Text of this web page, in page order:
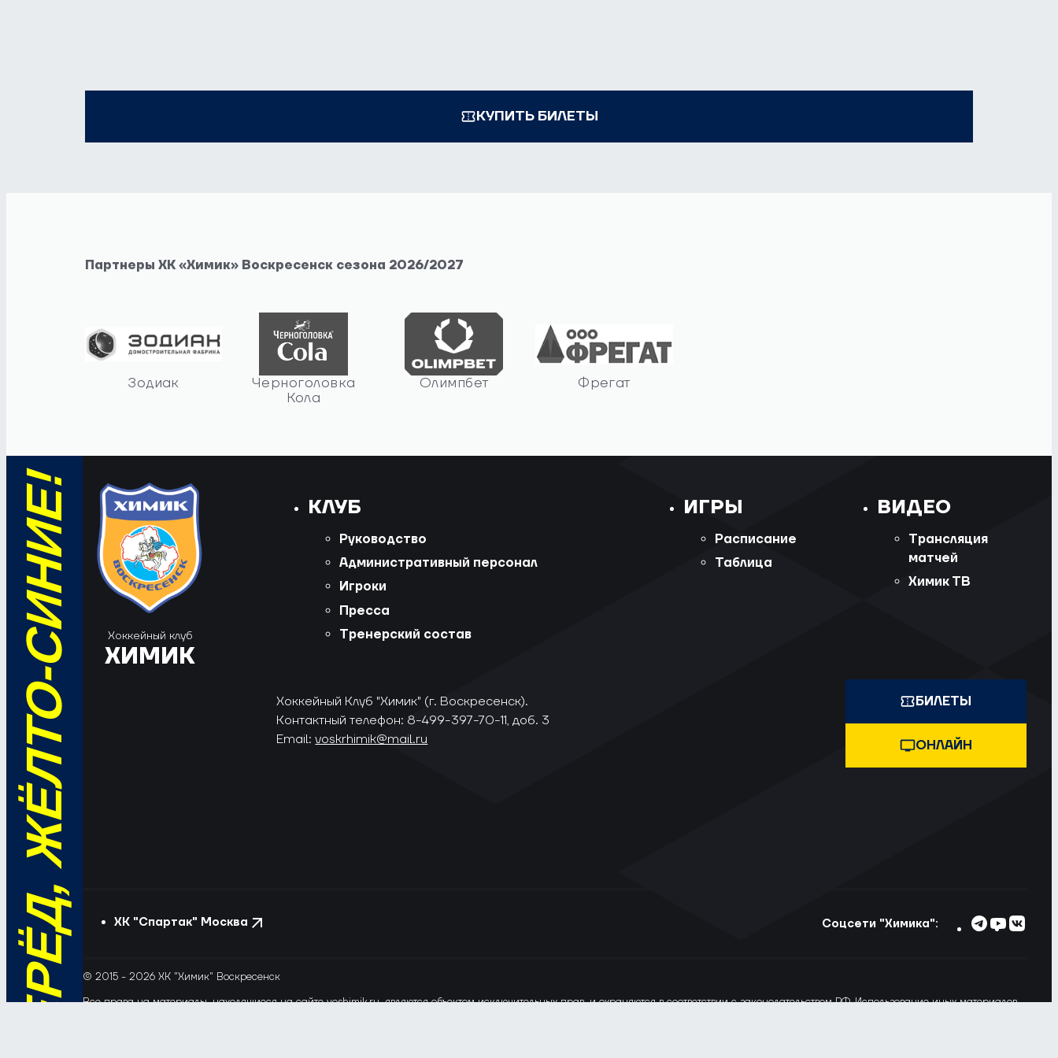
КУПИТЬ БИЛЕТЫ
Партнеры ХК «Химик» Воскресенск сезона 2026/2027
Зодиак
Черноголовка
Кола
Олимпбет Фрегат
ВПЕРЁД, ЖЁЛТО-СИНИЕ! Хоккейный клуб
ХИМИК
КЛУБ
Руководство
Административный персонал
Игроки
Пресса
Тренерский состав
ИГРЫ
Расписание
Таблица
ВИДЕО
Трансляция
матчей
Химик ТВ
Хоккейный Клуб "Химик" (г. Воскресенск).
Контактный телефон: 8-499-397-70-11, доб. 3
Email:voskrhimik@mail.ru
БИЛЕТЫ
ОНЛАЙН
ХК "Спартак" Москва Соцсети "Химика":
© 2015 - 2026 ХК "Химик" Воскресенск
Все права на материалы, находящиеся на сайте voshimik.ru, являются объектом исключительных прав, и охраняются в соответствии с законодательством РФ. Использование иных материалов